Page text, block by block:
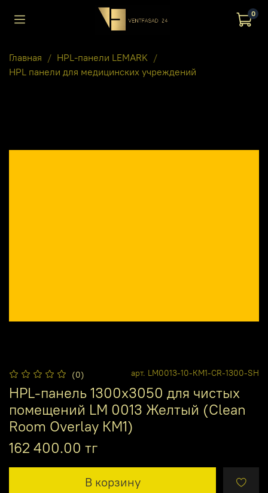
0
Главная
HPL-панели LEMARK
HPL панели для медицинских учреждений
(0) арт. LM0013-10-КМ1-CR-1300-SH
HPL-панель 1300х3050 для чистых
помещений LM 0013 Желтый (Clean
Room Overlay КМ1)
162 400.00 тг
В корзину